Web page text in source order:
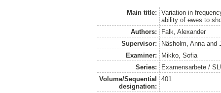
Main title:
Variation in
ability of ewes to
Authors:
Falk, Alexander
Supervisor:
Näsholm, Anna and
Examiner:
Mikko, Sofia
Series:
Examensarbete /
Volume/Sequential
designation:
401